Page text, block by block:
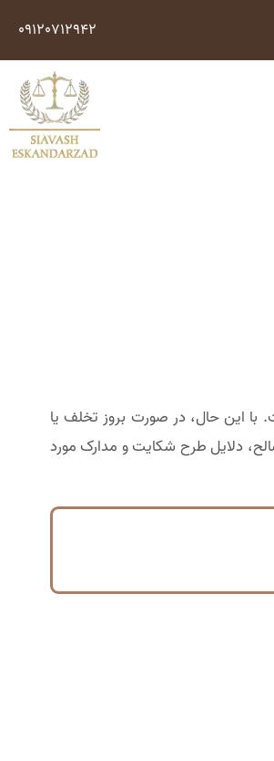
09120712942
این حال، در صورت بروز تخلف یا
دلایل طرح شکایت و مدارک مورد